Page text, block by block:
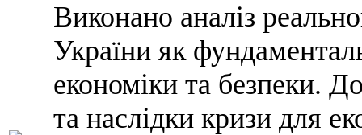
Виконано аналіз
України як
економіки та безпеки.
та наслідки кризи для